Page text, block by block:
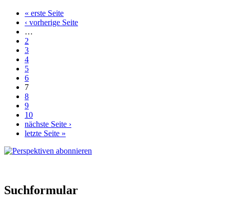
« erste Seite
‹ vorherige Seite
…
2
3
4
5
6
7
8
9
10
nächste Seite ›
letzte Seite »
Suchformular